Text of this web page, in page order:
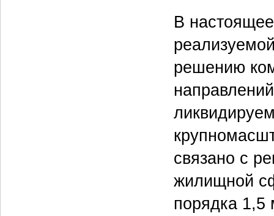
В
решению
связано с
жилищной
порядка 1,5